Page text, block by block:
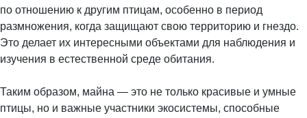
по отношению к другим птицам, особенно в период
размножения, когда защищают свою территорию и гнездо.
Это делает их интересными объектами для наблюдения и
изучения в естественной среде обитания.
Таким образом, майна — это не только красивые и умные
птицы, но и важные участники экосистемы, способные